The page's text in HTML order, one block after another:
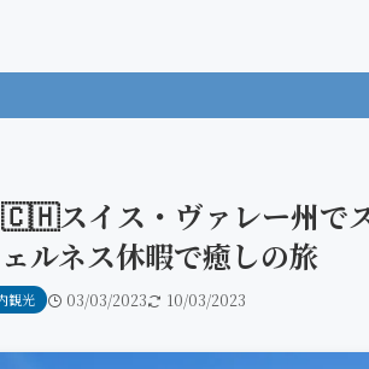
🇨🇭スイス・ヴァレー州で
ェルネス休暇で癒しの旅
観光 03/03/2023 10/03/2023